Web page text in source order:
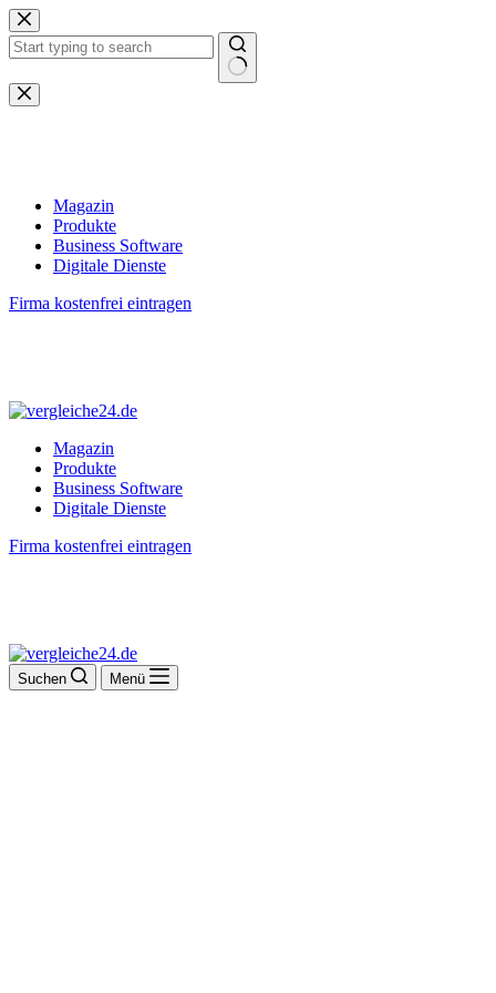
Zum
Inhalt
springen
Keine
Ergebnisse
Magazin
Produkte
Business Software
Digitale Dienste
Firma kostenfrei eintragen
Magazin
Produkte
Business Software
Digitale Dienste
Firma kostenfrei eintragen
Suchen Menü